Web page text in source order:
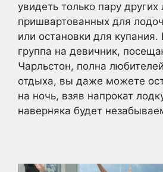
увидеть только пару других
пришвартованных для
или остановки для
группа на девичник,
Чарльстон, полна
отдыха, вы даже можете
на ночь, взяв напрокат
наверняка будет